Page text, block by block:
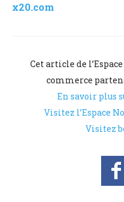
x20.com
Cet article de
commerce
En savoir plus
Visitez l’Espace
Visitez